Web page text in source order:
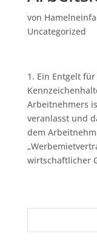
von
Uncategorized
1. Ein Entgelt
Arbeitnehmers
veranlasst und
dem
wirtschaftlicher